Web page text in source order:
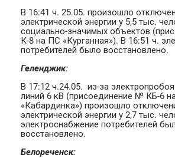
В 16:41 ч. 25.05. произошло
электрической энергии у 5,5 тыс.
социально-значимых объектов
К-8 на ПС «Курганная»). В 16:51 ч.
потребителей было восстановлено.
Геленджик:
В 17:12 ч.24.05. из-за
линий 6 кВ (присоединение № КБ-6
«Кабардинка») произошло
электрической энергии у 2,7 тыс.
электроснабжение потребителей
восстановлено.
Белореченск: